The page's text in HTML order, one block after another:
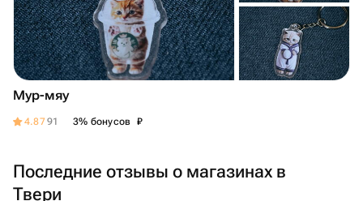
Мур-мяу
4.8791 3% бонусов ₽
Последние отзывы о магазинах в
Твери